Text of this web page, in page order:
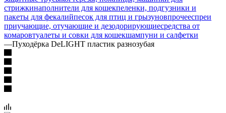
стрижкинаполнители для кошекпеленки, подгузники и
пакеты для фекалийпесок для птиц и грызуновпрочееспреи
приучающие, отучающие и дезодорирующиесредства от
комаровтуалеты и совки для кошекшампуни и салфетки
—Пуходёрка DeLIGHT пластик разнозубая